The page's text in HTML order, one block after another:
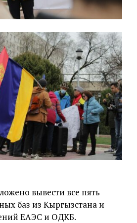
вывести все пять
баз из Кыргызстана и
ЕАЭС и ОДКБ.